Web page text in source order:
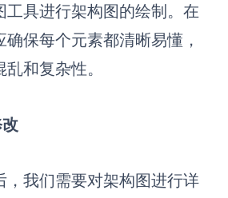
工具进行架构图的绘制。在
保每个元素都清晰易懂，
和复杂性。
，我们需要对架构图进行详